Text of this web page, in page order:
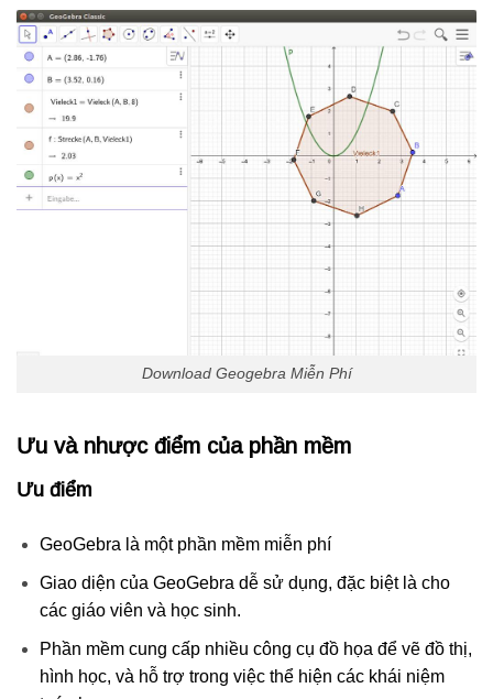
Download Geogebra Miễn Phí
Ưu và nhược điểm của phần mềm
Ưu điểm
GeoGebra là một phần mềm miễn phí
Giao diện của GeoGebra dễ sử dụng, đặc biệt là cho
các giáo viên và học sinh.
Phần mềm cung cấp nhiều công cụ đồ họa để vẽ đồ thị,
hình học, và hỗ trợ trong việc thể hiện các khái niệm